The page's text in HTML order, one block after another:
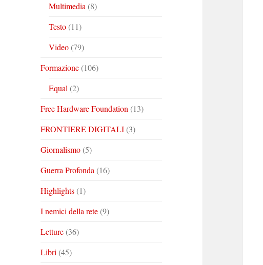
Multimedia (8)
Testo(11)
Video(79)
Formazione(106)
Equal (2)
Free Hardware Foundation (13)
FRONTIERE DIGITALI(3)
Giornalismo(5)
Guerra Profonda (16)
Highlights(1)
I nemici della rete(9)
Letture(36)
Libri (45)